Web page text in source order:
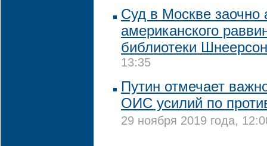
Суд в Москве заочно
американского
библиотеки
13:35
Путин отмечает
ОИC усилий по
29 ноября 2019 года,